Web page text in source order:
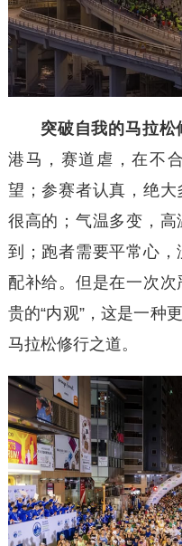
突破自我的马拉松
港马，赛道虐，在不
望；参赛者认真，绝
很高的；气温多变，
到；跑者需要平常心
配补给。但是在一次
贵的“内观”，这是一种
马拉松修行之道。